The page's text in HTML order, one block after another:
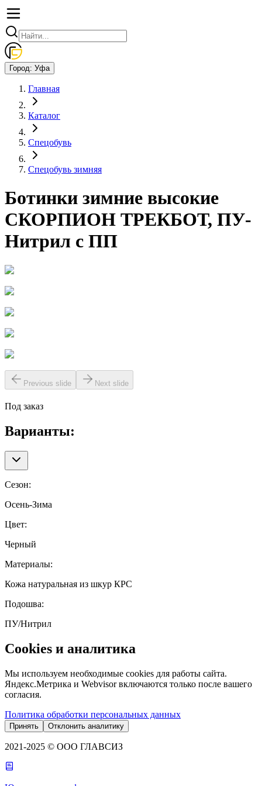
Город: Уфа
Главная
Каталог
Спецобувь
Спецобувь зимняя
Ботинки зимние высокие
СКОРПИОН ТРЕКБОТ, ПУ-
Нитрил с ПП
Previous slide Next slide
Под заказ
Варианты:
Сезон:
Осень-Зима
Цвет:
Черный
Материалы:
Кожа натуральная из шкур КРС
Подошва:
ПУ/Нитрил
Cookies и аналитика
Мы используем необходимые cookies для работы сайта.
Яндекс.Метрика и Webvisor включаются только после вашего
согласия.
Политика обработки персональных данных
Принять Отклонить аналитику
2021-2025 © ООО ГЛАВСИЗ